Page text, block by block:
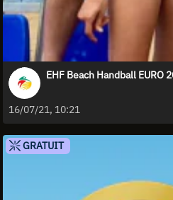
EHF Beach Handball EURO
16/07/21, 10:21
GRATUIT